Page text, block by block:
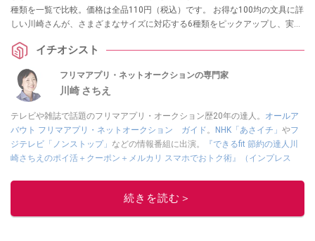
種類を一覧で比較。価格は全品110円（税込）です。 お得な100均の文具に詳
しい川崎さんが、さまざまなサイズに対応する6種類をピックアップし、実際
イチオシスト
フリマアプリ・ネットオークションの専門家
川崎 さちえ
テレビや雑誌で話題のフリマアプリ・オークション歴20年の達人。 オールア
バウト フリマアプリ・ネットオークション ガイド 。 NHK「あさイチ」 やフ
ジテレビ「ノンストップ」 などの情報番組に出演。
『できるfit 節約の達人川
崎さちえのポイ活＋クーポン＋メルカリ スマホでおトク術』（インプレス
的に稼ぐ！』（翔泳社刊）
■経歴：2003年、夫が子育てをするために、突然会社を辞める。翌月からの
続きを読む＞